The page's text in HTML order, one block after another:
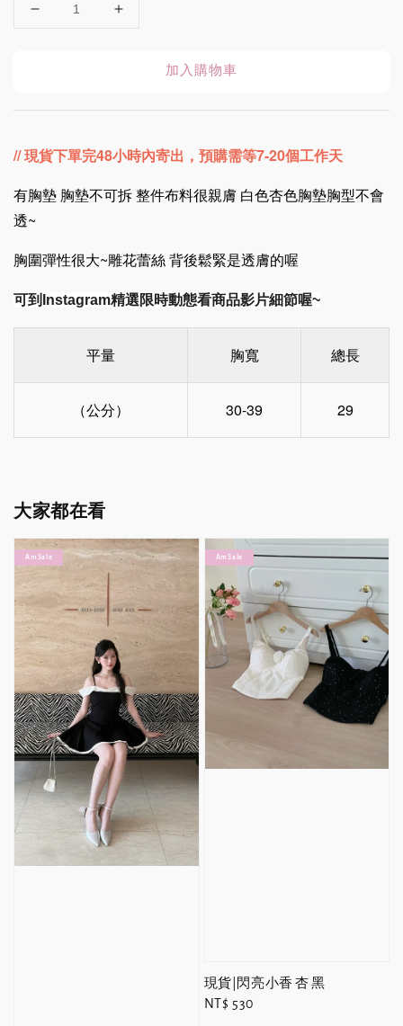
加入購物車
// 現貨下單完48小時內寄出 ，預購需等7-20個工作天
有胸墊 胸墊不可拆 整件布料很親膚 白色杏色胸墊胸型不會
透~
胸圍彈性很大~雕花蕾絲 背後鬆緊是透膚的喔
可到Instagram精選限時動態看商品影片細節喔~
平量 胸寬 總長
（公分） 30-39 29
大家都在看
Am Sale Am Sale
現貨|閃亮小香 杏 黑
Regular
NT$ 530